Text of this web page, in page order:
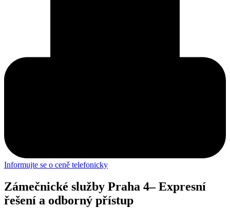
Informujte se o ceně telefonicky
Zámečnické služby Praha 4– Expresní
řešení a odborný přístup